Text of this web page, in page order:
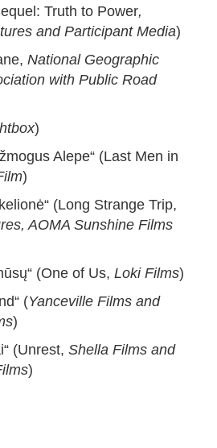
Truth to Power,
and Participant Media)
National Geographic
with Public Road
)
Alepe“ (Last Men in
)
(Long Strange Trip,
AOMA Sunshine Films
(One of Us, Loki Films)
(Yanceville Films and
)
(Unrest, Shella Films and
)